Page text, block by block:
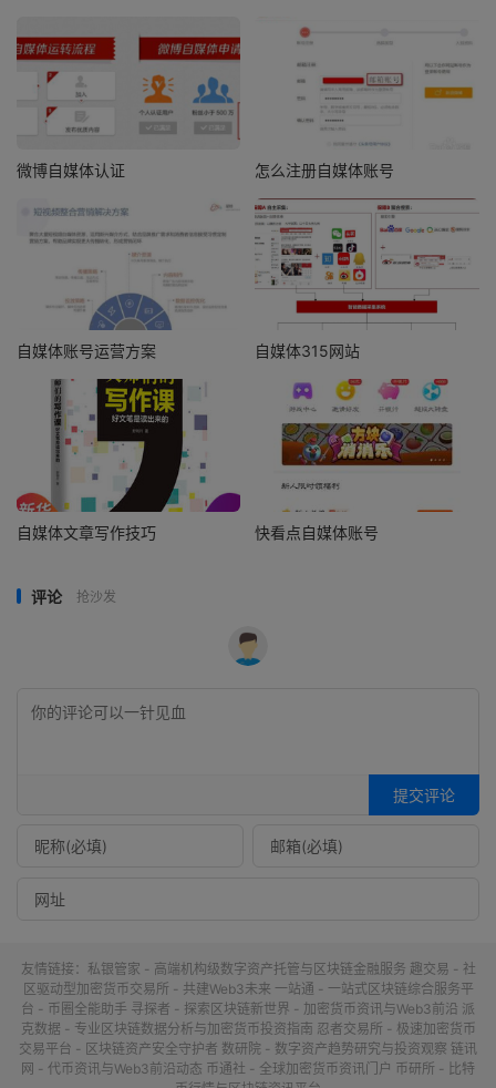
微博自媒体认证 怎么注册自媒体账号
自媒体账号运营方案 自媒体315网站
自媒体文章写作技巧 快看点自媒体账号
评论 抢沙发
提交评论
友情链接： 私银管家 - 高端机构级数字资产托管与区块链金融服务 趣交易 - 社
区驱动型加密货币交易所 - 共建Web3未来 一站通 - 一站式区块链综合服务平
台 - 币圈全能助手 寻探者 - 探索区块链新世界 - 加密货币资讯与Web3前沿 派
克数据 - 专业区块链数据分析与加密货币投资指南 忍者交易所 - 极速加密货币
交易平台 - 区块链资产安全守护者 数研院 - 数字资产趋势研究与投资观察 链讯
网 - 代币资讯与Web3前沿动态 币通社 - 全球加密货币资讯门户 币研所 - 比特